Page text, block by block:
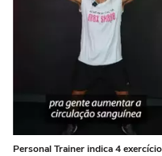
Personal Trainer indica 4